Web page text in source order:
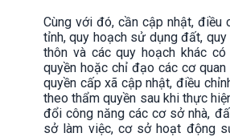
Cùng với đó, cần cập nhật, điều
tỉnh, quy hoạch sử dụng đất,
thôn và các quy hoạch khác
quyền hoặc chỉ đạo các cơ quan
quyền cấp xã cập nhật, điều
theo thẩm quyền sau khi thực
đổi công năng các cơ sở nhà,
sở làm việc, cơ sở hoạt động